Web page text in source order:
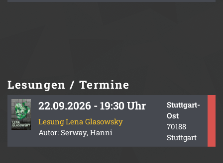
Lesungen / Termine
22.09.2026 - 19:30 Uhr
Lesung Lena Glasowsky
Autor: Serway, Hanni
Stuttgart-
Ost
70188
Stuttgart